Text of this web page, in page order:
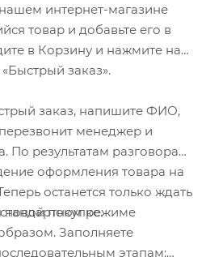
петелькой для
интернет-магазине
товар и добавьте его в
в Корзину и нажмите на
заказ».
заказ, напишите ФИО,
менеджер и
По результатам разговора
оформления товара на
останется только ждать
новой покупке.режиме
Заполняете
этапам: